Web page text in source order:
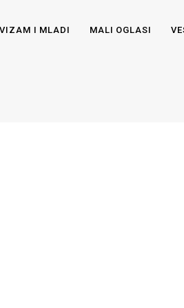
I MLADI MALI OGLASI